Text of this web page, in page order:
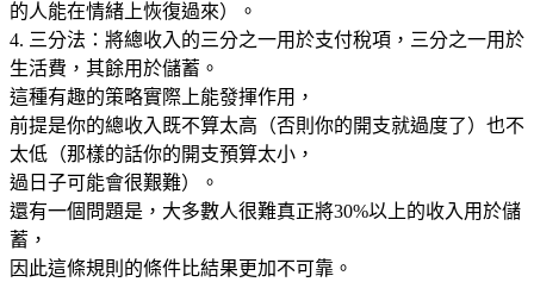
的人能在情緒上恢復過來）。
4. 三分法：將總收入的三分之一用於支付稅項，三分之一用於
生活費，其餘用於儲蓄。
這種有趣的策略實際上能發揮作用，
前提是你的總收入既不算太高（否則你的開支就過度了）也不
太低（那樣的話你的開支預算太小，
過日子可能會很艱難）。
還有一個問題是，大多數人很難真正將30%以上的收入用於儲
蓄，
因此這條規則的條件比結果更加不可靠。